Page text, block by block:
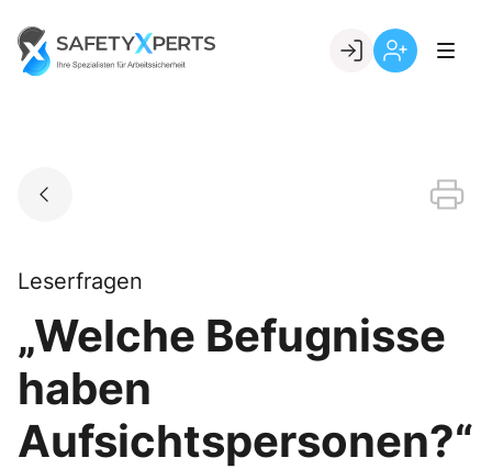
content
Go to landing page.
Leserfragen
„Welche Befugnisse
haben
Aufsichtspersonen?“